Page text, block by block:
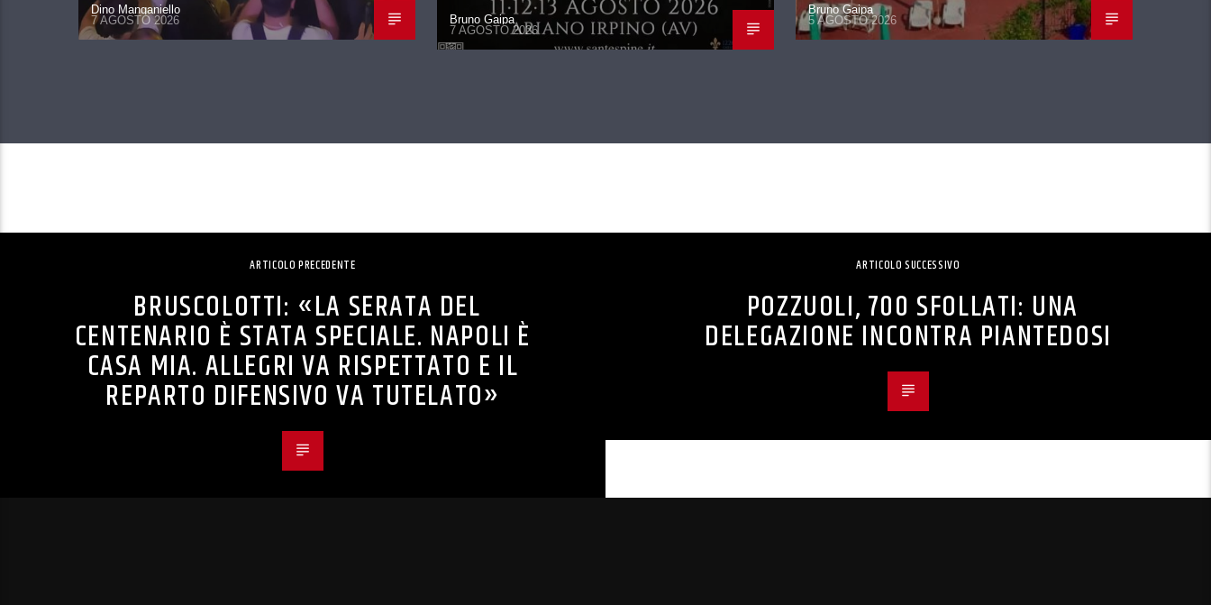
Dino Manganiello
7 AGOSTO 2026
Bruno Gaipa
7 AGOSTO 2026
Bruno Gaipa
5 AGOSTO 2026
ARTICOLO PRECEDENTE
BRUSCOLOTTI: «LA SERATA DEL
CENTENARIO È STATA SPECIALE. NAPOLI È
CASA MIA. ALLEGRI VA RISPETTATO E IL
REPARTO DIFENSIVO VA TUTELATO»
ARTICOLO SUCCESSIVO
POZZUOLI, 700 SFOLLATI: UNA
DELEGAZIONE INCONTRA PIANTEDOSI